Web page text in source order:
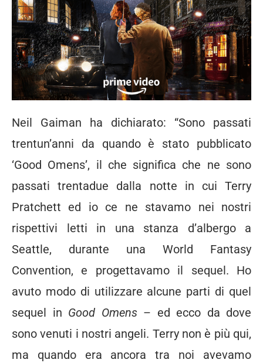
Neil Gaiman ha dichiarato: “Sono passati
trentun’anni da quando è stato pubblicato
‘Good Omens’, il che significa che ne sono
passati trentadue dalla notte in cui Terry
Pratchett ed io ce ne stavamo nei nostri
rispettivi letti in una stanza d’albergo a
Seattle, durante una World Fantasy
Convention, e progettavamo il sequel. Ho
avuto modo di utilizzare alcune parti di quel
sequel in Good Omens– ed ecco da dove
sono venuti i nostri angeli. Terry non è più qui,
ma quando era ancora tra noi avevamo